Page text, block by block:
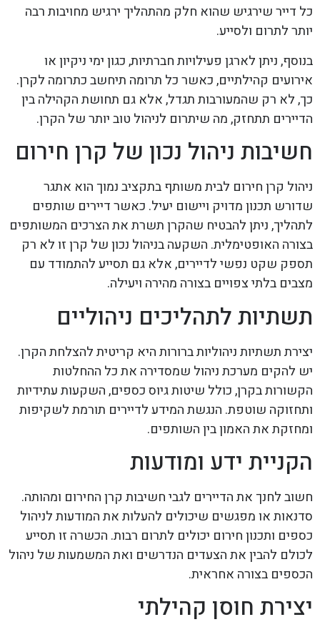
כל דייר שירגיש שהוא חלק מהתהליך ירגיש מחויבות רבה
יותר לתרום ולסייע.
בנוסף, ניתן לארגן פעילויות חברתיות, כגון ימי ניקיון או
אירועים קהילתיים, כאשר כל תרומה תיחשב כתרומה לקרן.
כך, לא רק שהמעורבות תגדל, אלא גם תחושת הקהילה בין
הדיירים תתחזק, מה שיתרום לניהול טוב יותר של הקרן.
חשיבות ניהול נכון של קרן חירום
ניהול קרן חירום לבית משותף בתקציב נמוך הוא אתגר
שדורש תכנון מדויק ויישום יעיל. כאשר דיירים שותפים
לתהליך, ניתן להבטיח שהקרן תשרת את הצרכים המשותפים
בצורה האופטימלית. השקעה בניהול נכון של קרן זו לא רק
תספק שקט נפשי לדיירים, אלא גם תסייע להתמודד עם
מצבים בלתי צפויים בצורה מהירה ויעילה.
תשתיות לתהליכים ניהוליים
יצירת תשתיות ניהוליות ברורות היא קריטית להצלחת הקרן.
יש להקים מערכת ניהול שמסדירה את כל ההחלטות
הקשורות בקרן, כולל שיטות גיוס כספים, השקעות עתידיות
ותחזוקה שוטפת. הנגשת המידע לדיירים תורמת לשקיפות
ומחזקת את האמון בין השותפים.
הקניית ידע ומודעות
חשוב לחנך את הדיירים לגבי חשיבות קרן החירום ומהותה.
סדנאות או מפגשים שיכולים להעלות את המודעות לניהול
כספים ותכנון חירום יכולים לתרום רבות. הכשרה זו תסייע
לכולם להבין את הצעדים הנדרשים ואת המשמעות של ניהול
הכספים בצורה אחראית.
יצירת חוסן קהילתי